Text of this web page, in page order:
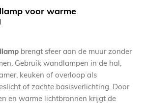
momenteel
voor warme
brengt sfeer aan de muur zonder
Gebruik wandlampen in de hal,
keuken of overloop als
of zachte basisverlichting. Door
en warme lichtbronnen krijgt de